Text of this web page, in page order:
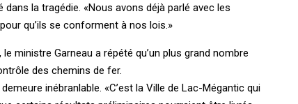
la tragédie. «Nous avons déjà parlé avec les
qu’ils se conforment à nos lois.»
ministre Garneau a répété qu’un plus grand nombre
des chemins de fer.
inébranlable. «C’est la Ville de Lac-Mégantic qui